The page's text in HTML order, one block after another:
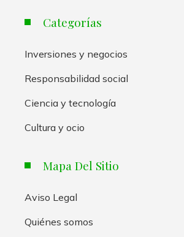
Categorías
Inversiones y negocios
Responsabilidad social
Ciencia y tecnología
Cultura y ocio
Mapa Del Sitio
Aviso Legal
Quiénes somos